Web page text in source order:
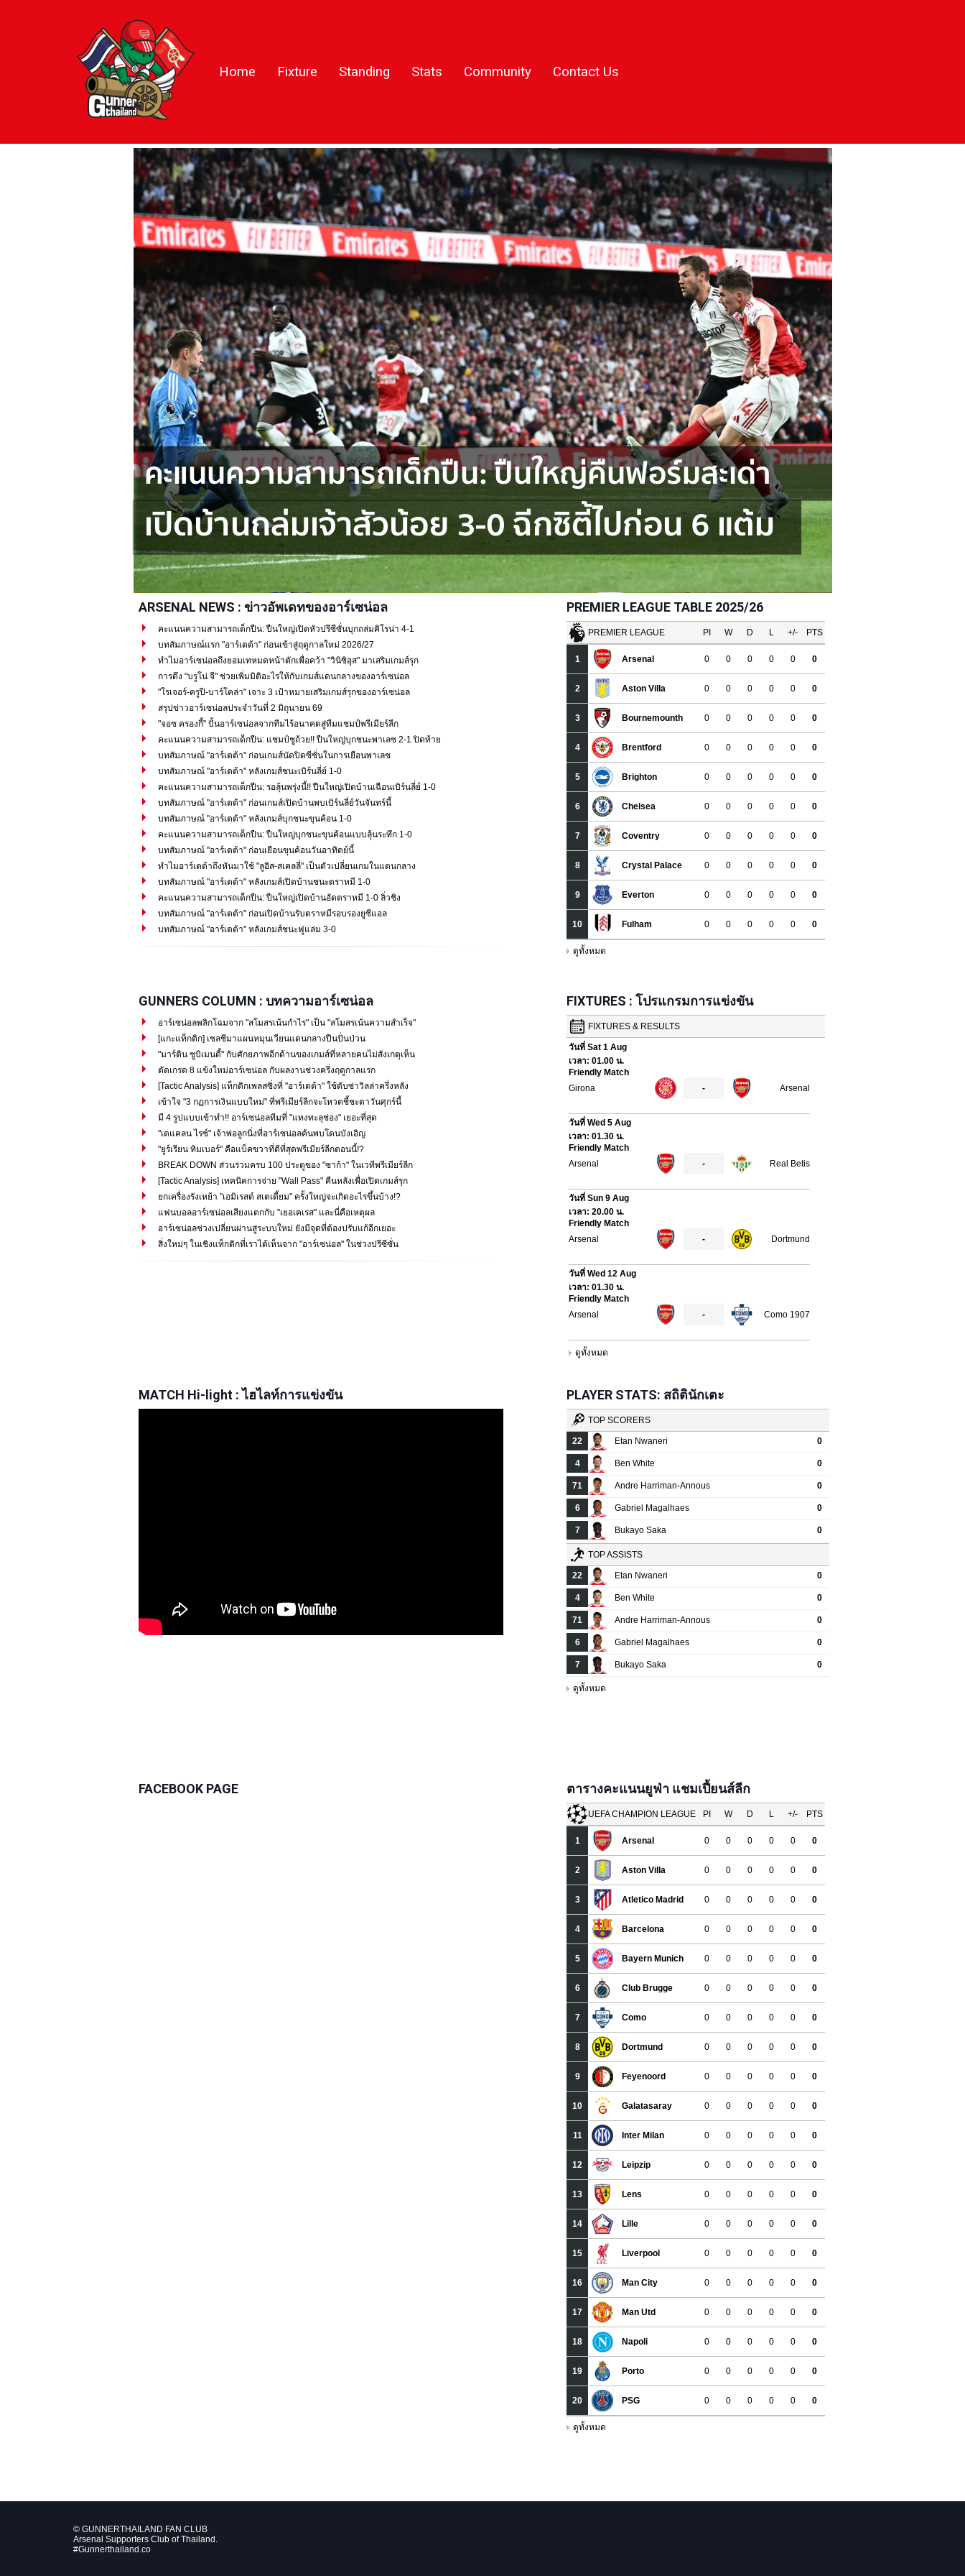
Home Fixture Standing Stats Community Contact Us
ARSENAL NEWS : ข่าวอัพเดทของอาร์เซน่อล
คะแนนความสามารถเด็กปืน: ปืนใหญ่เปิดหัวปรีซีซั่นบุกถล่มคิโรน่า 4-1
บทสัมภาษณ์แรก "อาร์เตต้า" ก่อนเข้าสู่ฤดูกาลใหม่ 2026/27
ทำไมอาร์เซน่อลถึงยอมเทหมดหน้าตักเพื่อคว้า "วินิซิอุส" มาเสริมเกมส์รุก
การดึง "บรูโน่ จี" ช่วยเพิ่มมิติอะไรให้กับเกมส์แดนกลางของอาร์เซน่อล
"โรเจอร์-ครูปี-บาร์โคล่า" เจาะ 3 เป้าหมายเสริมเกมส์รุกของอาร์เซน่อล
สรุปข่าวอาร์เซน่อลประจำวันที่ 2 มิถุนายน 69
"จอซ ครองกี้" ปั้นอาร์เซน่อลจากทีมไร้อนาคตสู่ทีมแชมป์พรีเมียร์ลีก
คะแนนความสามารถเด็กปืน: แชมป์ชูถ้วย!! ปืนใหญ่บุกชนะพาเลซ 2-1 ปิดท้าย
บทสัมภาษณ์ "อาร์เตต้า" ก่อนเกมส์นัดปิดซีซั่นในการเยือนพาเลซ
บทสัมภาษณ์ "อาร์เตต้า" หลังเกมส์ชนะเบิร์นลี่ย์ 1-0
คะแนนความสามารถเด็กปืน: รอลุ้นพรุ่งนี้!! ปืนใหญ่เปิดบ้านเฉือนเบิร์นลี่ย์ 1-0
บทสัมภาษณ์ "อาร์เตต้า" ก่อนเกมส์เปิดบ้านพบเบิร์นลี่ย์วันจันทร์นี้
บทสัมภาษณ์ "อาร์เตต้า" หลังเกมส์บุกชนะขุนค้อน 1-0
คะแนนความสามารถเด็กปืน: ปืนใหญ่บุกชนะขุนค้อนแบบลุ้นระทึก 1-0
บทสัมภาษณ์ "อาร์เตต้า" ก่อนเยือนขุนค้อนวันอาทิตย์นี้
ทำไมอาร์เตต้าถึงหันมาใช้ "ลูอิส-สเคลลี่" เป็นตัวเปลี่ยนเกมในแดนกลาง
บทสัมภาษณ์ "อาร์เตต้า" หลังเกมส์เปิดบ้านชนะตราหมี 1-0
คะแนนความสามารถเด็กปืน: ปืนใหญ่เปิดบ้านอัดตราหมี 1-0 ลิ่วชิง
บทสัมภาษณ์ "อาร์เตต้า" ก่อนเปิดบ้านรับตราหมีรอบรองยูซีแอล
บทสัมภาษณ์ "อาร์เตต้า" หลังเกมส์ชนะฟูแล่ม 3-0
PREMIER LEAGUE TABLE 2025/26
GUNNERS COLUMN : บทความอาร์เซน่อล
อาร์เซน่อลพลิกโฉมจาก "สโมสรเน้นกำไร" เป็น "สโมสรเน้นความสำเร็จ"
[แกะแท็กติก] เชลชีมาแผนหมุนเวียนแดนกลางปืนปั่นป่วน
"มาร์ติน ซูบิเมนดี้" กับศักยภาพอีกด้านของเกมส์ที่หลายคนไม่สังเกตุเห็น
ตัดเกรด 8 แข้งใหม่อาร์เซน่อล กับผลงานช่วงครึ่งฤดูกาลแรก
[Tactic Analysis] แท็กติกเพลสซิ่งที่ "อาร์เตต้า" ใช้ดับซ่าวิลล่าครึ่งหลัง
เข้าใจ "3 กฏการเงินแบบใหม่" ที่พรีเมียร์ลีกจะโหวตชี้ชะตาวันศุกร์นี้
มี 4 รูปแบบเข้าทำ!! อาร์เซน่อลทีมที่ "แทงทะลุช่อง" เยอะที่สุด
"เดแคลน ไรซ์" เจ้าพ่อลูกนิ่งที่อาร์เซน่อลค้นพบโดนบังเอิญ
"ยูร์เรียน ทิมเบอร์" คือแบ็คขวาที่ดีที่สุดพรีเมียร์ลีกตอนนี้!?
BREAK DOWN ส่วนร่วมครบ 100 ประตูของ "ซาก้า" ในเวทีพรีเมียร์ลีก
[Tactic Analysis] เทคนิคการจ่าย "Wall Pass" คืนหลังเพื่อเปิดเกมส์รุก
ยกเครื่องรังเหย้า "เอมิเรสต์ สเตเดี้ยม" ครั้งใหญ่จะเกิดอะไรขึ้นบ้าง!?
แฟนบอลอาร์เซน่อลเสียงแตกกับ "เยอเคเรส" และนี่คือเหตุผล
อาร์เซน่อลช่วงเปลี่ยนผ่านสู่ระบบใหม่ ยังมีจุดที่ต้องปรับแก้อีกเยอะ
สิ่งใหม่ๆ ในเชิงแท็กติกที่เราได้เห็นจาก "อาร์เซน่อล" ในช่วงปรีซีซั่น
FIXTURES : โปรแกรมการแข่งขัน
MATCH Hi-light : ไฮไลท์การแข่งขัน PLAYER STATS: สถิตินักเตะ
FACEBOOK PAGE ตารางคะแนนยูฟ่า แชมเปี้ยนส์ลีก
© GUNNERTHAILAND FAN CLUB
Arsenal Supporters Club of Thailand.
#Gunnerthailand.co